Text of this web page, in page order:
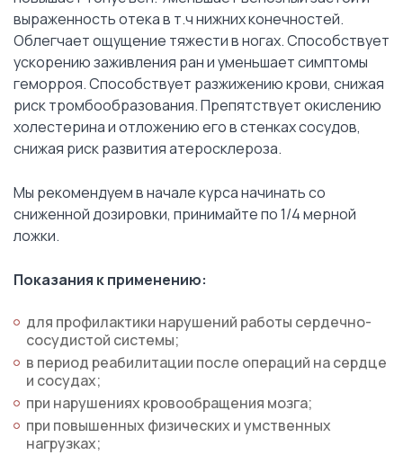
выраженность отека в т.ч нижних конечностей.
Облегчает ощущение тяжести в ногах. Способствует
ускорению заживления ран и уменьшает симптомы
геморроя. Способствует разжижению крови, снижая
риск тромбообразования. Препятствует окислению
холестерина и отложению его в стенках сосудов,
снижая риск развития атеросклероза.
Мы рекомендуем в начале курса начинать со
сниженной дозировки, принимайте по 1/4 мерной
ложки.
Показания к применению:
для профилактики нарушений работы сердечно-
сосудистой системы;
в период реабилитации после операций на сердце
и сосудах;
при нарушениях кровообращения мозга;
при повышенных физических и умственных
нагрузках;